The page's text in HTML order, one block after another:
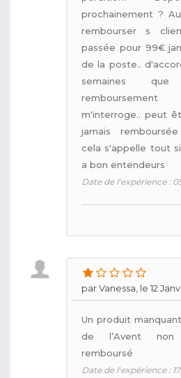
prochainement ?
rembourser s
passée pour 99€
de la poste..
semaines
m'interroge.. peut
jamais
cela s'appelle tout
a bon entendeurs
Date de l'expérience :
par Vanessa, le 12
Un produit
de l’Avent non
remboursé
Date de l'expérience :